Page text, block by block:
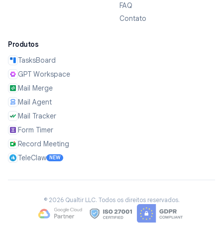
FAQ
Contato
Produtos
TasksBoard
GPT Workspace
Mail Merge
Mail Agent
Mail Tracker
Form Timer
Record Meeting
TeleClaw NEW
© 2026Qualtir LLC. Todos os direitos reservados.